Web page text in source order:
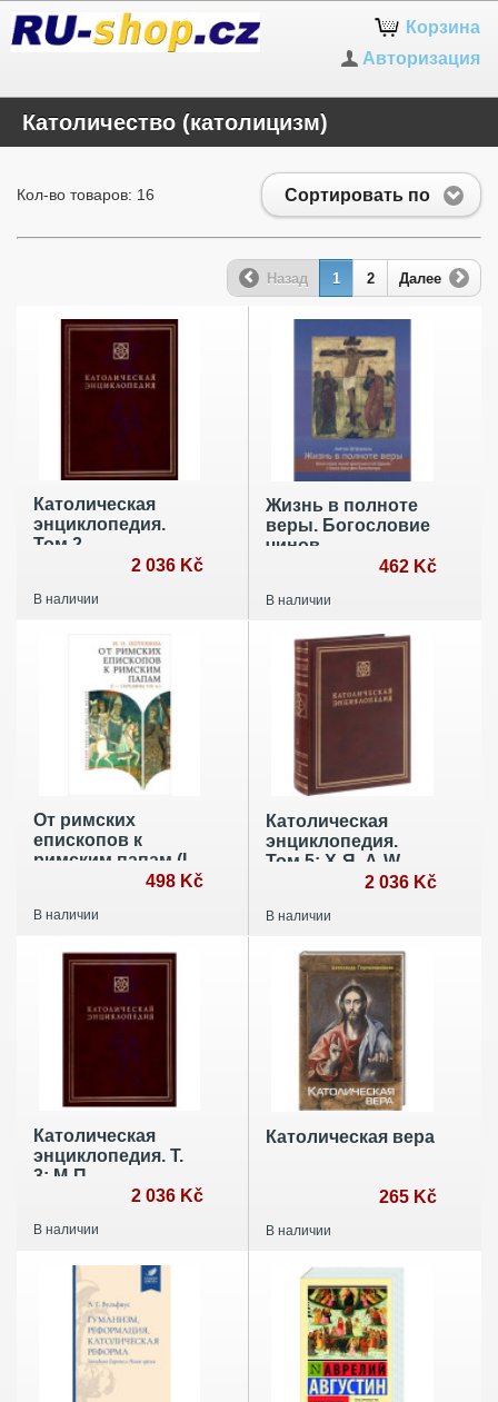
Корзина
Авторизация
Католичество (католицизм)
Сортировать по
Кол-во товаров: 16
Назад 1 2 Далее
Католическая
энциклопедия.
Том 2
2 036 Kč
В наличии
Жизнь в полноте
веры. Богословие
чинов
христианской
Урса фон
462 Kč
В наличии
От римских
епископов к
римским папам (I-
середина VIII в.)498 Kč
В наличии
Католическая
энциклопедия.
Том 5: Х-Я, A-W
2 036 Kč
В наличии
Католическая
энциклопедия. Т.
3: М-П
2 036 Kč
В наличии
Католическая вера
265 Kč
В наличии